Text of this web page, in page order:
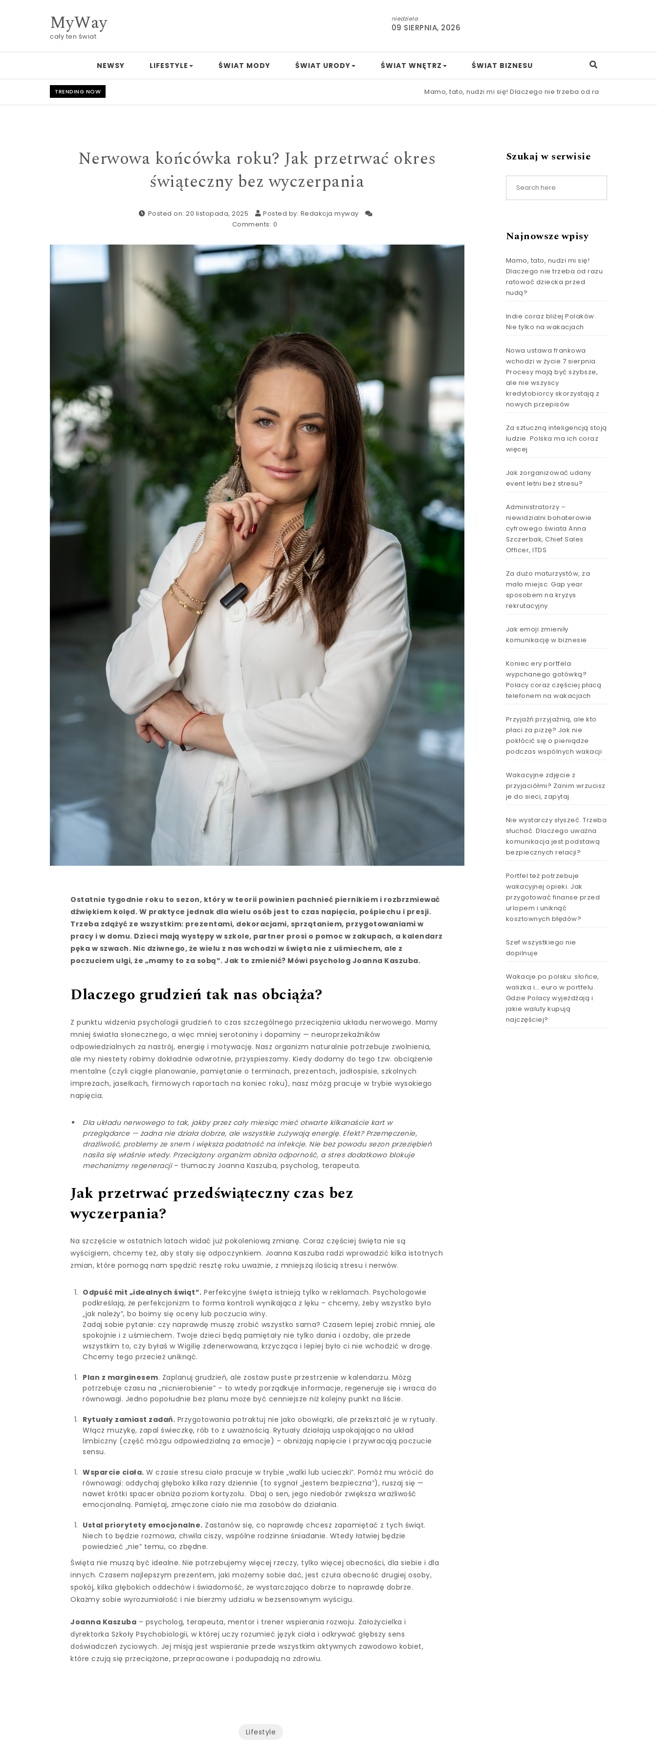
MyWay
cały ten świat
niedziela
09 SIERPNIA, 2026
NEWSY LIFESTYLE ŚWIAT MODY ŚWIAT URODY ŚWIAT WNĘTRZ ŚWIAT BIZNESU
TRENDING NOW Mamo, tato, nudzi mi się! Dlaczego nie trzeba od razu ratować dziecka przed
Nerwowa końcówka roku? Jak przetrwać okres
świąteczny bez wyczerpania
Posted on: 20 listopada, 2025 Posted by: Redakcja myway
Comments: 0
Ostatnie tygodnie roku to sezon, który w teorii powinien pachnieć piernikiem i rozbrzmiewać
dźwiękiem kolęd. W praktyce jednak dla wielu osób jest to czas napięcia, pośpiechu i presji.
Trzeba zdążyć ze wszystkim: prezentami, dekoracjami, sprzątaniem, przygotowaniami w
pracy i w domu. Dzieci mają występy w szkole, partner prosi o pomoc w zakupach, a kalendarz
pęka w szwach. Nic dziwnego, że wielu z nas wchodzi w święta nie z uśmiechem, ale z
poczuciem ulgi, że „mamy to za sobą”. Jak to zmienić? Mówi psycholog Joanna Kaszuba.
Dlaczego grudzień tak nas obciąża?
Z punktu widzenia psychologii grudzień to czas szczególnego przeciążenia układu nerwowego. Mamy
mniej światła słonecznego, a więc mniej serotoniny i dopaminy — neuroprzekaźników
odpowiedzialnych za nastrój, energię i motywację. Nasz organizm naturalnie potrzebuje zwolnienia,
ale my niestety robimy dokładnie odwrotnie, przyspieszamy. Kiedy dodamy do tego tzw. obciążenie
mentalne (czyli ciągłe planowanie, pamiętanie o terminach, prezentach, jadłospisie, szkolnych
imprezach, jasełkach, firmowych raportach na koniec roku), nasz mózg pracuje w trybie wysokiego
napięcia.
Dla układu nerwowego to tak, jakby przez cały miesiąc mieć otwarte kilkanaście kart w
przeglądarce — żadna nie działa dobrze, ale wszystkie zużywają energię. Efekt? Przemęczenie,
drażliwość, problemy ze snem i większa podatność na infekcje. Nie bez powodu sezon przeziębień
nasila się właśnie wtedy. Przeciążony organizm obniża odporność, a stres dodatkowo blokuje
mechanizmy regeneracji– tłumaczy Joanna Kaszuba, psycholog, terapeuta.
Jak przetrwać przedświąteczny czas bez
wyczerpania?
Na szczęście w ostatnich latach widać już pokoleniową zmianę. Coraz częściej święta nie są
wyścigiem, chcemy też, aby stały się odpoczynkiem. Joanna Kaszuba radzi wprowadzić kilka istotnych
zmian, które pomogą nam spędzić resztę roku uważnie, z mniejszą ilością stresu i nerwów.
Odpuść mit „idealnych świąt”. Perfekcyjne święta istnieją tylko w reklamach. Psychologowie
podkreślają, że perfekcjonizm to forma kontroli wynikająca z lęku – chcemy, żeby wszystko było
„jak należy”, bo boimy się oceny lub poczucia winy.
Zadaj sobie pytanie: czy naprawdę muszę zrobić wszystko sama? Czasem lepiej zrobić mniej, ale
spokojnie i z uśmiechem. Twoje dzieci będą pamiętały nie tylko dania i ozdoby, ale przede
wszystkim to, czy byłaś w Wigilię zdenerwowana, krzycząca i lepiej było ci nie wchodzić w drogę.
Chcemy tego przecież uniknąć.
Plan z marginesem. Zaplanuj grudzień, ale zostaw puste przestrzenie w kalendarzu. Mózg
potrzebuje czasu na „nicnierobienie” – to wtedy porządkuje informacje, regeneruje się i wraca do
równowagi. Jedno popołudnie bez planu może być cenniejsze niż kolejny punkt na liście.
Rytuały zamiast zadań. Przygotowania potraktuj nie jako obowiązki, ale przekształć je w rytuały.
Włącz muzykę, zapal świeczkę, rób to z uważnością. Rytuały działają uspokajająco na układ
limbiczny (część mózgu odpowiedzialną za emocje) – obniżają napięcie i przywracają poczucie
sensu.
Wsparcie ciała. W czasie stresu ciało pracuje w trybie „walki lub ucieczki”. Pomóż mu wrócić do
równowagi: oddychaj głęboko kilka razy dziennie (to sygnał „jestem bezpieczna”), ruszaj się —
nawet krótki spacer obniża poziom kortyzolu. Dbaj o sen, jego niedobór zwiększa wrażliwość
emocjonalną. Pamiętaj, zmęczone ciało nie ma zasobów do działania.
Ustal priorytety emocjonalne. Zastanów się, co naprawdę chcesz zapamiętać z tych świąt.
Niech to będzie rozmowa, chwila ciszy, wspólne rodzinne śniadanie. Wtedy łatwiej będzie
powiedzieć „nie” temu, co zbędne.
Święta nie muszą być idealne. Nie potrzebujemy więcej rzeczy, tylko więcej obecności, dla siebie i dla
innych. Czasem najlepszym prezentem, jaki możemy sobie dać, jest czuła obecność drugiej osoby,
spokój, kilka głębokich oddechów i świadomość, że wystarczająco dobrze to naprawdę dobrze.
Okażmy sobie wyrozumiałość i nie bierzmy udziału w bezsensownym wyścigu.
Joanna Kaszuba – psycholog, terapeuta, mentor i trener wspierania rozwoju. Założycielka i
dyrektorka Szkoły Psychobiologii, w której uczy rozumieć język ciała i odkrywać głębszy sens
doświadczeń życiowych. Jej misją jest wspieranie przede wszystkim aktywnych zawodowo kobiet,
które czują się przeciążone, przepracowane i podupadają na zdrowiu.
Lifestyle
Szukaj w serwisie
Najnowsze wpisy
Mamo, tato, nudzi mi się!
Dlaczego nie trzeba od razu
ratować dziecka przed
nudą?
Indie coraz bliżej Polaków.
Nie tylko na wakacjach
Nowa ustawa frankowa
wchodzi w życie 7 sierpnia.
Procesy mają być szybsze,
ale nie wszyscy
kredytobiorcy skorzystają z
nowych przepisów
Za sztuczną inteligencją stoją
ludzie. Polska ma ich coraz
więcej
Jak zorganizować udany
event letni bez stresu?
Administratorzy –
niewidzialni bohaterowie
cyfrowego świata Anna
Szczerbak, Chief Sales
Officer, ITDS
Za dużo maturzystów, za
mało miejsc. Gap year
sposobem na kryzys
rekrutacyjny
Jak emoji zmieniły
komunikację w biznesie
Koniec ery portfela
wypchanego gotówką?
Polacy coraz częściej płacą
telefonem na wakacjach
Przyjaźń przyjaźnią, ale kto
płaci za pizzę? Jak nie
pokłócić się o pieniądze
podczas wspólnych wakacji
Wakacyjne zdjęcie z
przyjaciółmi? Zanim wrzucisz
je do sieci, zapytaj.
Nie wystarczy słyszeć. Trzeba
słuchać. Dlaczego uważna
komunikacja jest podstawą
bezpiecznych relacji?
Portfel też potrzebuje
wakacyjnej opieki. Jak
przygotować finanse przed
urlopem i uniknąć
kosztownych błędów?
Szef wszystkiego nie
dopilnuje
Wakacje po polsku: słońce,
walizka i… euro w portfelu.
Gdzie Polacy wyjeżdżają i
jakie waluty kupują
najczęściej?